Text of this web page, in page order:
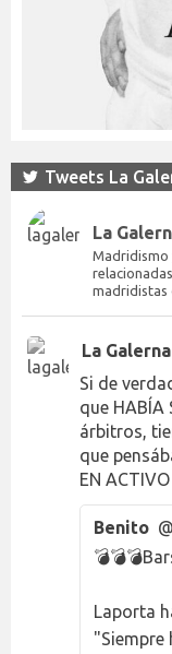
Tweets La
La
Madridismo
madridistas
La Galerna
Si de
que HABÍA
árbitros,
que
EN
Benito
Laporta
"Siempre